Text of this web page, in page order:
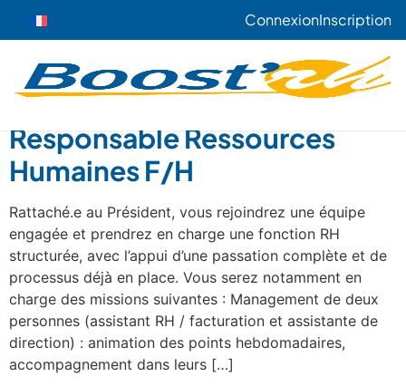
ConnexionInscription
Responsable Ressources
Humaines F/H
Rattaché.e au Président, vous rejoindrez une équipe
engagée et prendrez en charge une fonction RH
structurée, avec l’appui d’une passation complète et de
processus déjà en place. Vous serez notamment en
charge des missions suivantes : Management de deux
personnes (assistant RH / facturation et assistante de
direction) : animation des points hebdomadaires,
accompagnement dans leurs […]